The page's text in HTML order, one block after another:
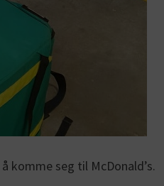
komme seg til McDonald’s.